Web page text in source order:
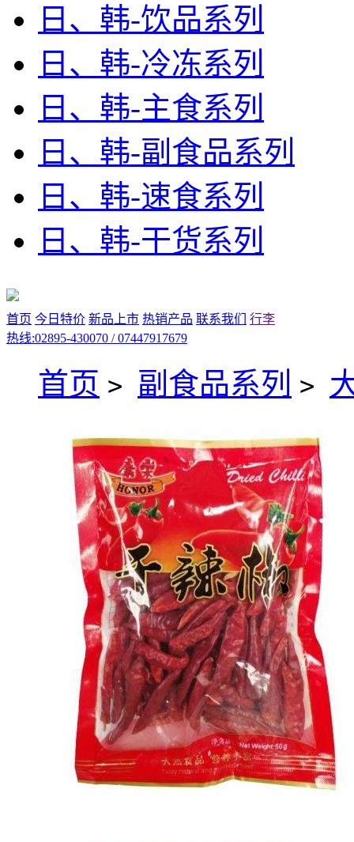
日、韩-饮品系列
日、韩-冷冻系列
日、韩-主食系列
日、韩-副食品系列
日、韩-速食系列
日、韩-干货系列
首页 今日特价 新品上市 热销产品 联系我们
行李
热线:02895-430070 / 07447917679
首页 > 副食品系列 >